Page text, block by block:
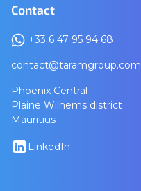
Contact
+33 6 47 95 94 68
contact@taramgroup.com
Phoenix Central
Plaine Wilhems district
Mauritius
LinkedIn